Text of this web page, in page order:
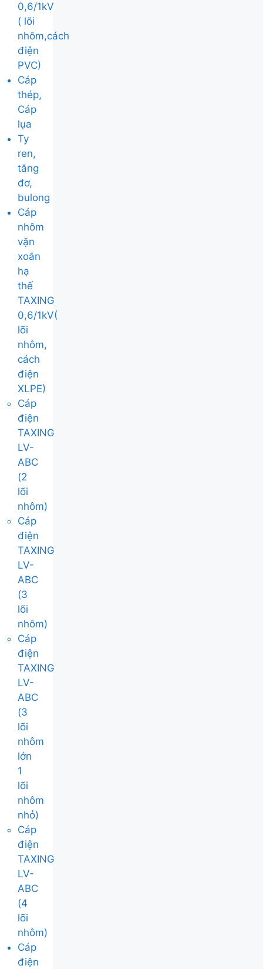
0,6/1kV
( lõi
nhôm,cách
điện
PVC)
Cáp
thép,
Cáp
lụa
Ty
ren,
tăng
đơ,
bulong
Cáp
nhôm
vặn
xoắn
hạ
thế
TAXING
0,6/1kV(
lõi
nhôm,
cách
điện
XLPE)
Cáp
điện
TAXING
LV-
ABC
(2
lõi
nhôm)
Cáp
điện
TAXING
LV-
ABC
(3
lõi
nhôm)
Cáp
điện
TAXING
LV-
ABC
(3
lõi
nhôm
lớn
1
lõi
nhôm
nhỏ)
Cáp
điện
TAXING
LV-
ABC
(4
lõi
nhôm)
Cáp
điện